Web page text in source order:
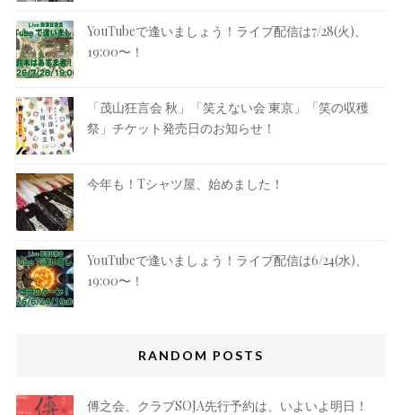
YouTubeで逢いましょう！ライブ配信は7/28(火)、
19:00〜！
「茂山狂言会 秋」「笑えない会 東京」「笑の収穫
祭」チケット発売日のお知らせ！
今年も！Tシャツ屋、始めました！
YouTubeで逢いましょう！ライブ配信は6/24(水)、
19:00〜！
RANDOM POSTS
傅之会、クラブSOJA先行予約は、いよいよ明日！